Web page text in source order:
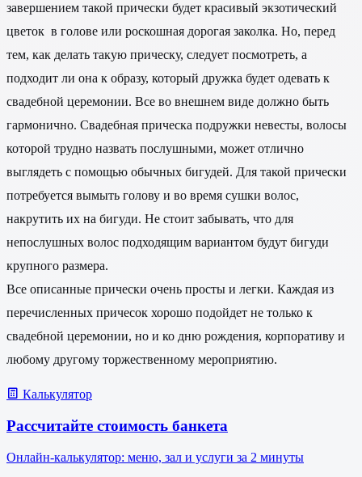
завершением такой прически будет красивый экзотический
цветок в голове или роскошная дорогая заколка. Но, перед
тем, как делать такую прическу, следует посмотреть, а
подходит ли она к образу, который дружка будет одевать к
свадебной церемонии. Все во внешнем виде должно быть
гармонично. Свадебная прическа подружки невесты, волосы
которой трудно назвать послушными, может отлично
выглядеть с помощью обычных бигудей. Для такой прически
потребуется вымыть голову и во время сушки волос,
накрутить их на бигуди. Не стоит забывать, что для
непослушных волос подходящим вариантом будут бигуди
крупного размера.
Все описанные прически очень просты и легки. Каждая из
перечисленных причесок хорошо подойдет не только к
свадебной церемонии, но и ко дню рождения, корпоративу и
любому другому торжественному мероприятию.
Калькулятор
Рассчитайте стоимость банкета
Онлайн-калькулятор: меню, зал и услуги за 2 минуты